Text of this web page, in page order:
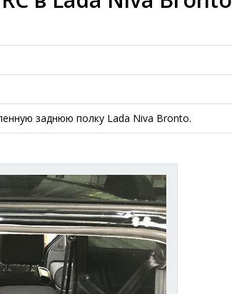
заднюю полку Lada Niva Bronto.